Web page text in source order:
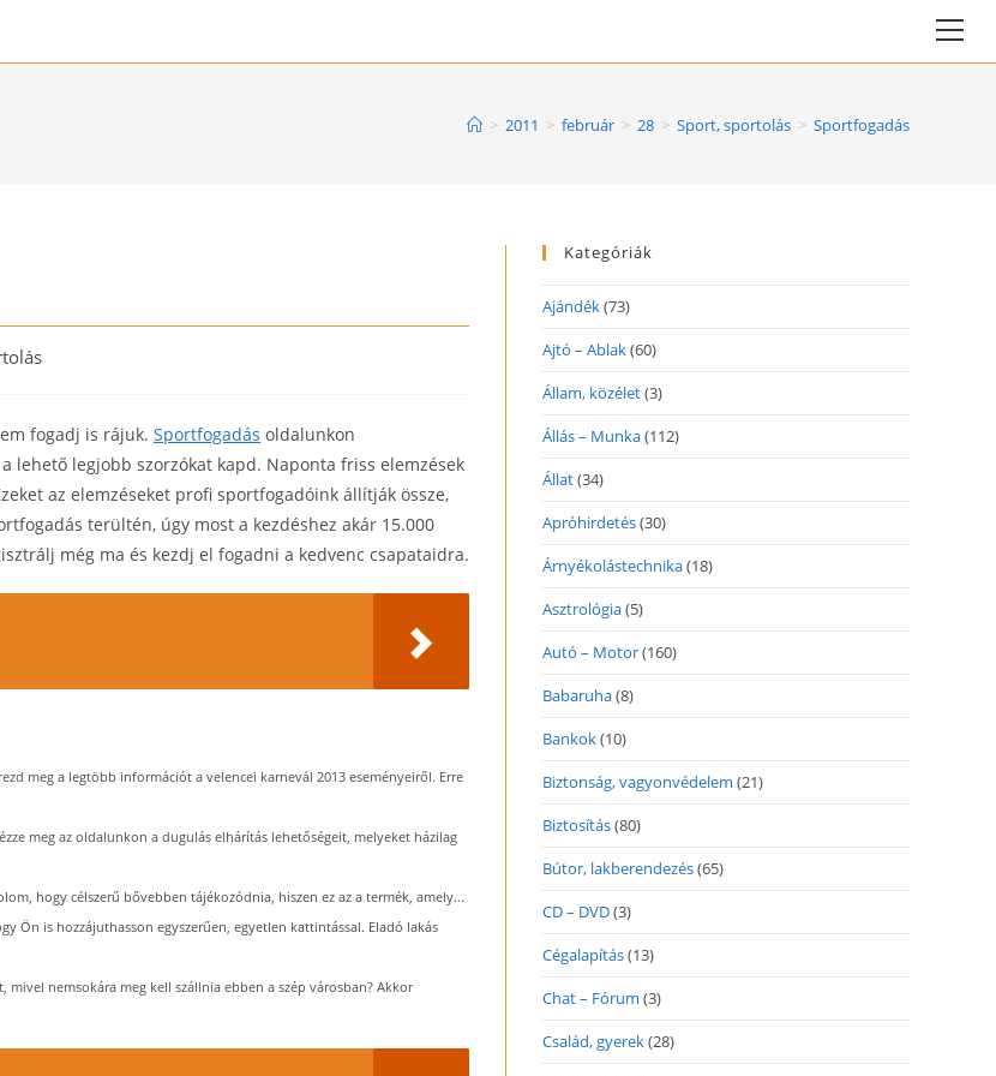
> 2011 > február > 28 > Sport, sportolás > Sportfogadás
fogadj is rájuk. Sportfogadás oldalunkon
lehető legjobb szorzókat kapd. Naponta friss elemzések
az elemzéseket profi sportfogadóink állítják össze,
terültén, úgy most a kezdéshez akár 15.000
még ma és kezdj el fogadni a kedvenc csapataidra.
meg a legtöbb információt a velencei karnevál 2013 eseményeiről. Erre
meg az oldalunkon a dugulás elhárítás lehetőségeit, melyeket házilag
hogy célszerű bővebben tájékozódnia, hiszen ez az a termék, amely...
Ön is hozzájuthasson egyszerűen, egyetlen kattintással. Eladó lakás
mivel nemsokára meg kell szállnia ebben a szép városban? Akkor
Kategóriák
Ajándék(73)
Ajtó – Ablak(60)
Állam, közélet(3)
Állás – Munka(112)
Állat(34)
Apróhirdetés(30)
Árnyékolástechnika(18)
Asztrológia(5)
Autó – Motor(160)
Babaruha(8)
Bankok(10)
Biztonság, vagyonvédelem (21)
Biztosítás(80)
Bútor, lakberendezés(65)
CD – DVD(3)
Cégalapítás(13)
Chat – Fórum (3)
Család, gyerek(28)